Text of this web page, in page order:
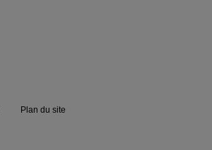
Plan du site